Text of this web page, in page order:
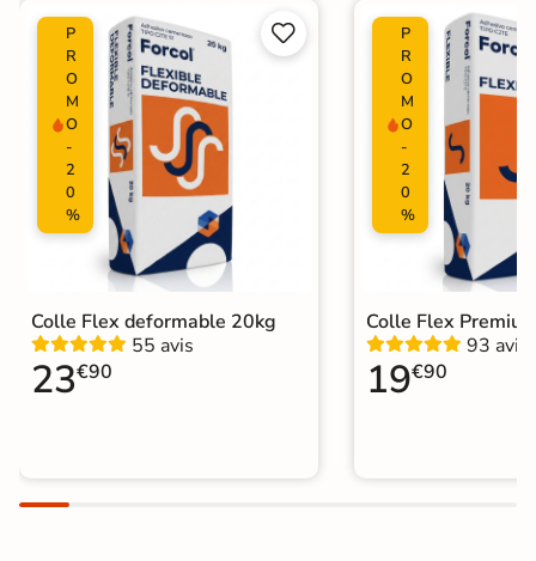
P
R
O
M
O
-
2
0
%


Colle Flex deformable 20kg
55 avis
23€90
P
R
O
M
O
-
2
0
%
Colle Flex
93 avis
19€90